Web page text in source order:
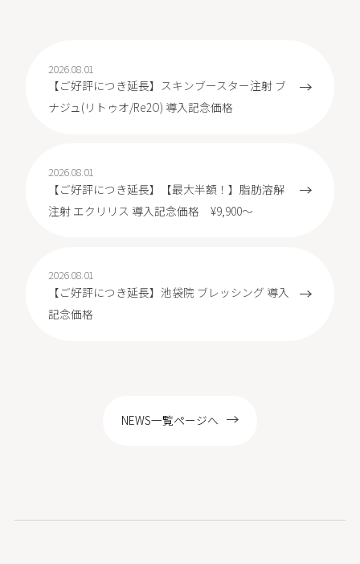
2026.08.01
【ご好評につき延長】スキンブースター注射 ブ
ナジュ(リトゥオ/Re2O) 導入記念価格
2026.08.01
【ご好評につき延長】【最大半額！】脂肪溶解
注射 エクリリス 導入記念価格 ¥9,900～
2026.08.01
【ご好評につき延長】池袋院 ブレッシング 導入
記念価格
NEWS一覧ページへ